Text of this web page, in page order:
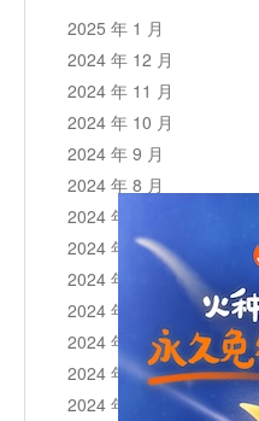
2025 年 1 月
2024 年 12 月
2024 年 11 月
2024 年 10 月
2024 年 9 月
2024 年 8 月
2024 年 7 月
2024 年 6 月
2024 年 5 月
2024 年 4 月
2024 年 3 月
2024 年 2 月
2024 年 1 月